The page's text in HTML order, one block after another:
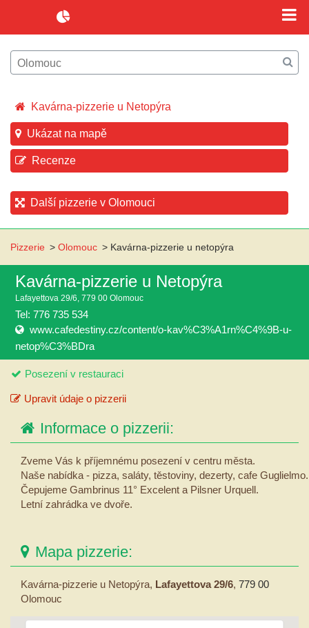
Kavárna-pizzerie u Netopýra
Ukázat na mapě
Recenze
Další pizzerie v Olomouci
Pizzerie > Olomouc > Kavárna-pizzerie u netopýra
Kavárna-pizzerie u Netopýra
Lafayettova 29/6, 779 00 Olomouc
Tel: 776 735 534
www.cafedestiny.cz/content/o-kav%C3%A1rn%C4%9B-u-
netop%C3%BDra
Posezení v restauraci
Upravit údaje o pizzerii
Informace o pizzerii:
Zveme Vás k příjemnému posezení v centru města.
Naše nabídka - pizza, saláty, těstoviny, dezerty, cafe Guglielmo.
Čepujeme Gambrinus 11° Excelent a Pilsner Urquell.
Letní zahrádka ve dvoře.
Mapa pizzerie:
Kavárna-pizzerie u Netopýra, Lafayettova 29/6, 779 00
Olomouc